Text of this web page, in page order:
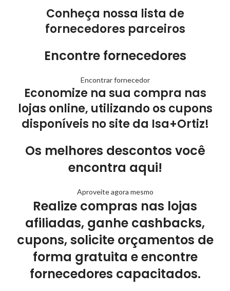
Conheça nossa lista de
fornecedores parceiros
Encontre fornecedores
Encontrar fornecedor
Economize na sua compra nas
lojas online, utilizando os cupons
disponíveis no site da Isa+Ortiz!
Os melhores descontos você
encontra aqui!
Aproveite agora mesmo
Realize compras nas lojas
afiliadas, ganhe cashbacks,
cupons, solicite orçamentos de
forma gratuita e encontre
fornecedores capacitados.